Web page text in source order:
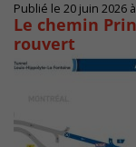
Publié le 20 juin 2026
Le chemin
rouvert